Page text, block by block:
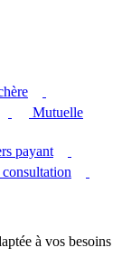
Mutuelle
payant
à vos besoins